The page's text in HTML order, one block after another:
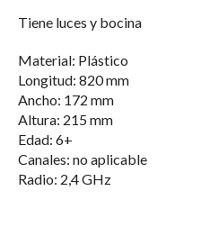
Tiene luces y bocina
Material: Plástico
Longitud: 820 mm
Ancho: 172 mm
Altura: 215 mm
Edad: 6+
Canales: no aplicable
Radio: 2,4 GHz